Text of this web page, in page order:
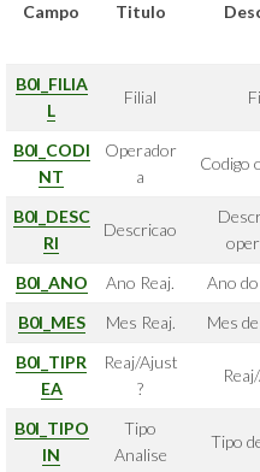
Campo Titulo
B0I_FILIA
L
Filial
B0I_CODI
NT
Operador
a
Codigo
B0I_DESC
RI
Descricao
B0I_ANO Ano Reaj. Ano
B0I_MES
Mes Reaj. Mes
B0I_TIPR
EA
Reaj/Ajust
?
B0I_TIPO
IN
Tipo
Analise
Tipo